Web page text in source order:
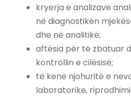
kryerja e analizave
në diagnostikën
dhe në analitikë;
aftësia për të zbatuar
kontrollin e cilësisë;
të kenë njohuritë e
laboratorike,